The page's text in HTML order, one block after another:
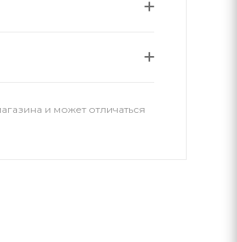
и может отличаться